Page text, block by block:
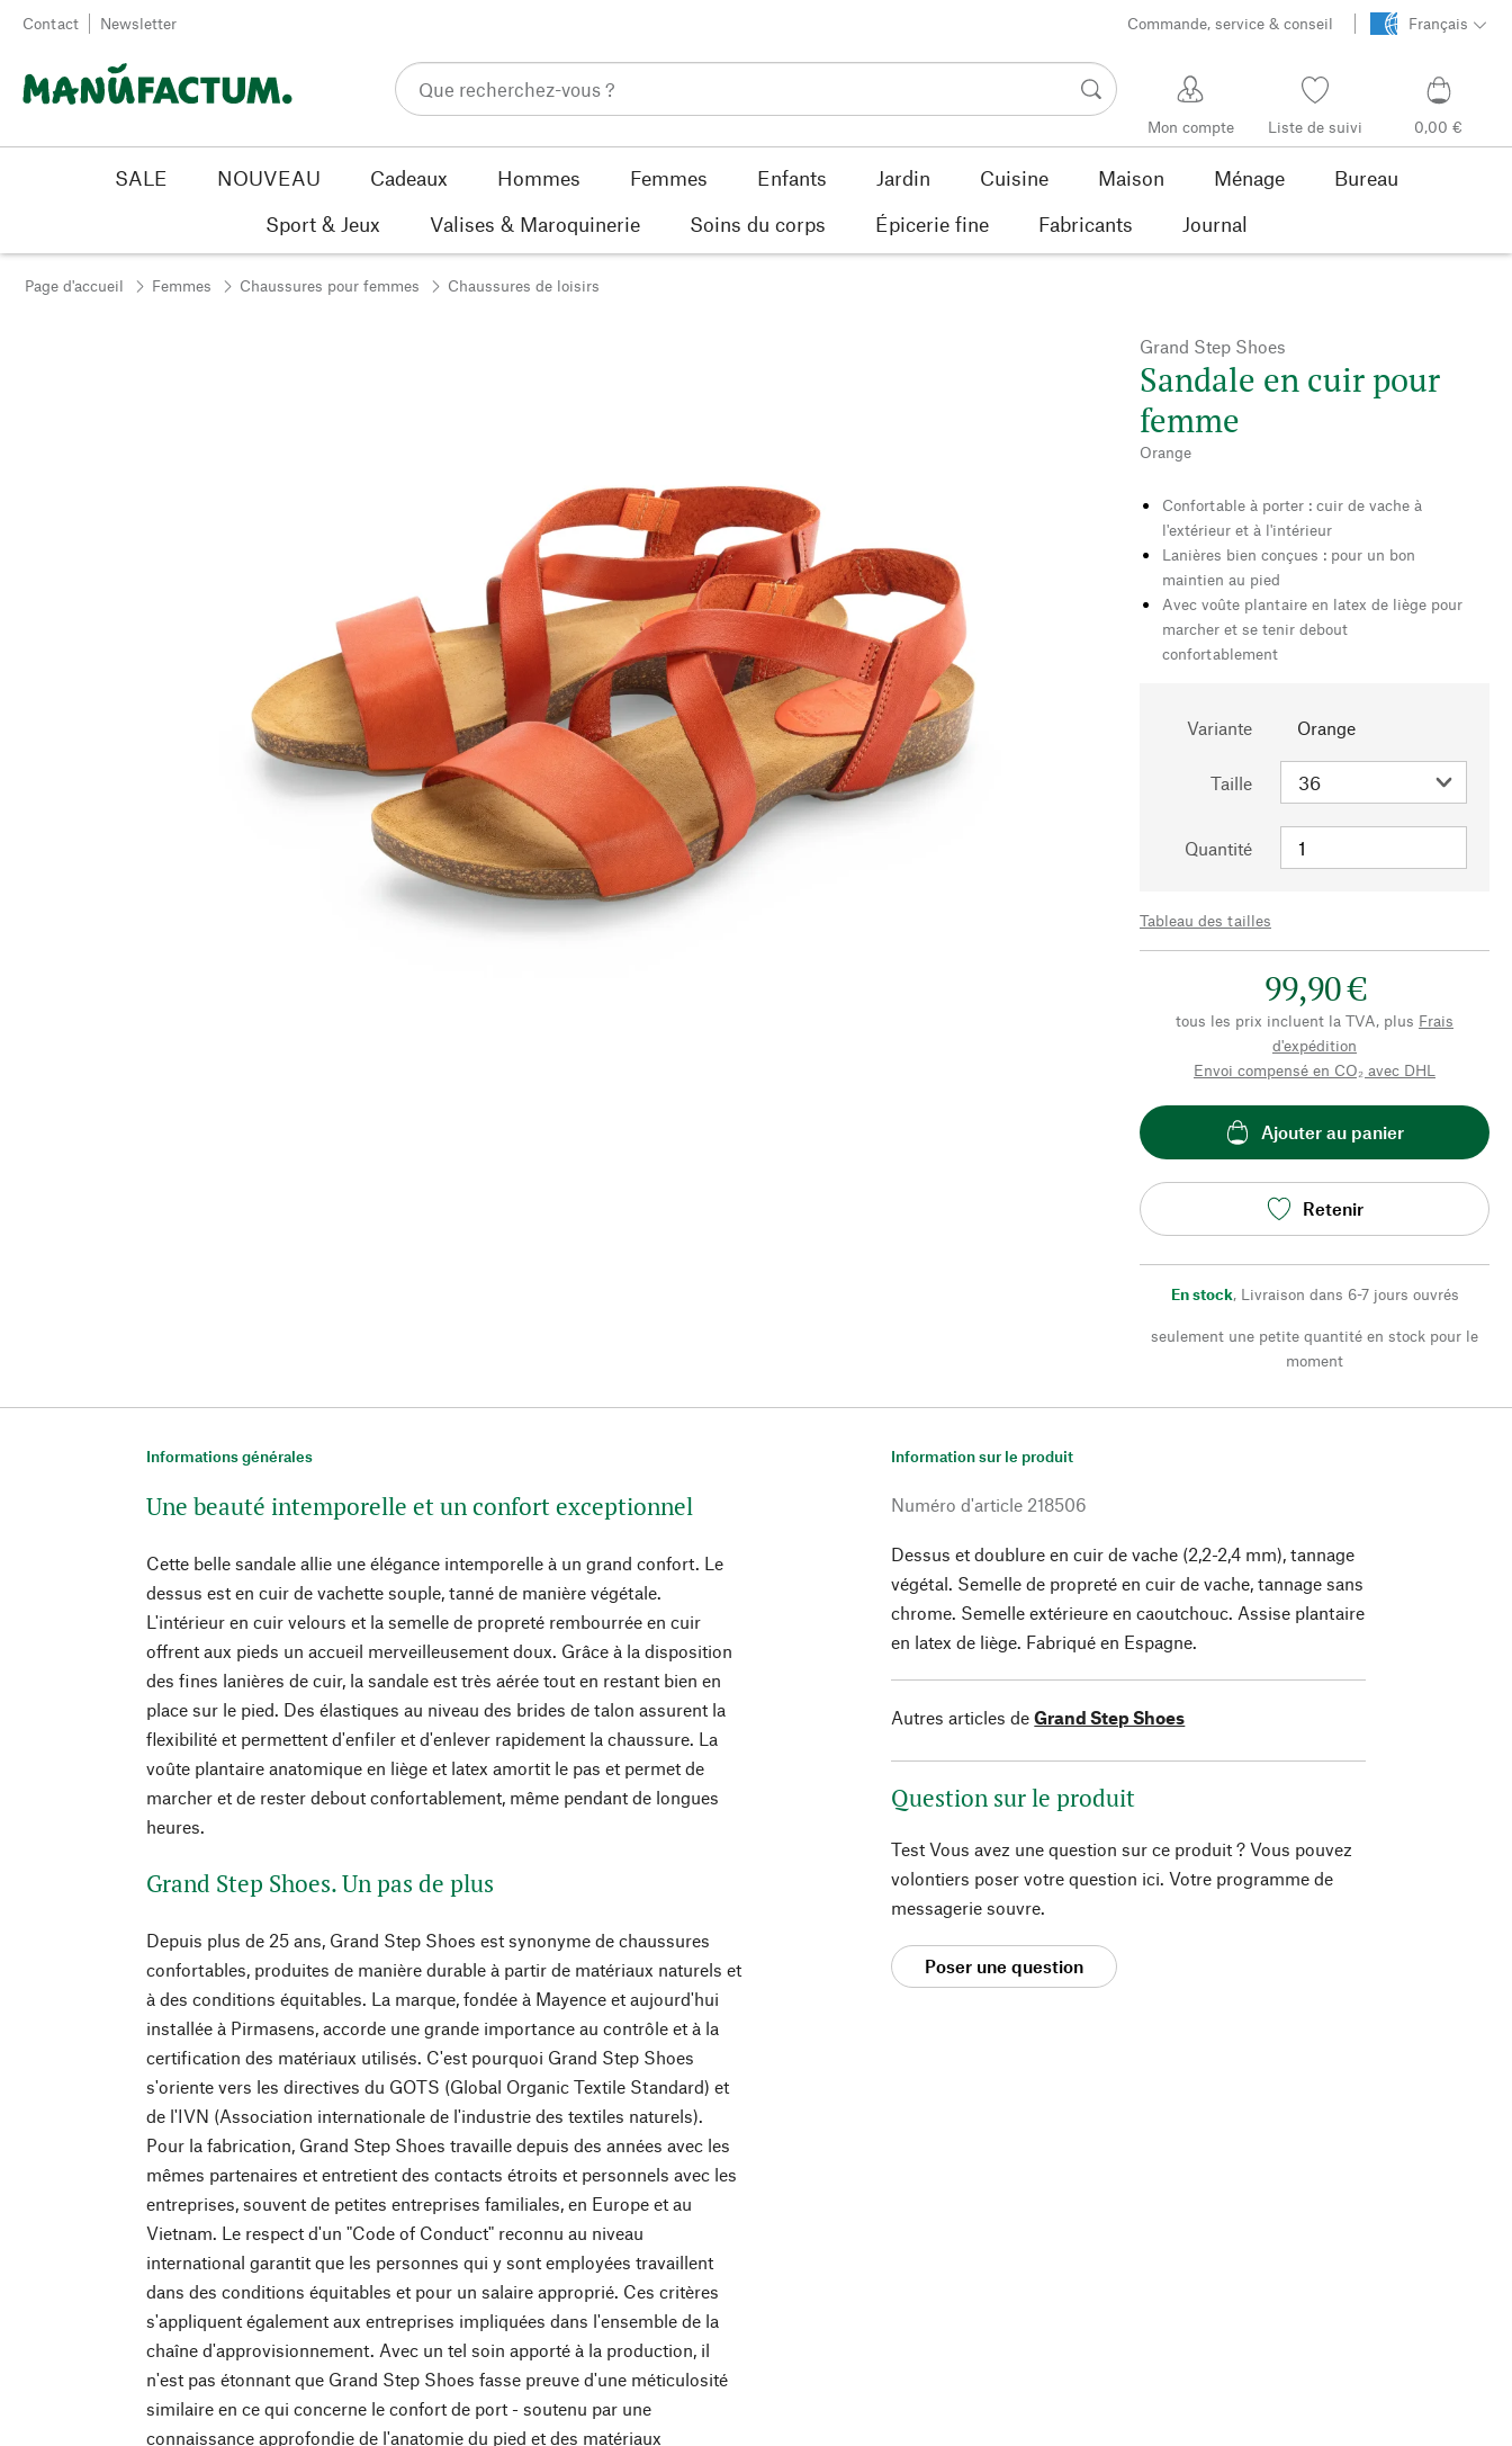
Passer au contenu
Contact Newsletter Commande, service & conseil Français
Mon compte Liste de suivi 0,00 €
SALE NOUVEAU Cadeaux Hommes Femmes Enfants Jardin Cuisine Maison Ménage
Bureau
Sport & Jeux
Valises & Maroquinerie Soins du corps Épicerie fine Fabricants Journal
Page d'accueil Femmes Chaussures pour femmes Chaussures de loisirs
Grand Step Shoes
Sandale en cuir pour
femme
Orange
Confortable à porter : cuir de vache à
l'extérieur et à l'intérieur
Lanières bien conçues : pour un bon
maintien au pied
Avec voûte plantaire en latex de liège pour
marcher et se tenir debout
confortablement
Variante Orange
Taille
Quantité
Tableau des tailles
99,90 €
tous les prix incluent la TVA, plus Frais
d'expédition
Envoi compensé en CO₂ avec DHL
Ajouter au panier
Retenir
En stock, Livraison dans 6-7 jours ouvrés
seulement une petite quantité en stock pour le
moment
Informations générales
Une beauté intemporelle et un confort exceptionnel
Cette belle sandale allie une élégance intemporelle à un grand confort. Le
dessus est en cuir de vachette souple, tanné de manière végétale.
L'intérieur en cuir velours et la semelle de propreté rembourrée en cuir
offrent aux pieds un accueil merveilleusement doux. Grâce à la disposition
des fines lanières de cuir, la sandale est très aérée tout en restant bien en
place sur le pied. Des élastiques au niveau des brides de talon assurent la
flexibilité et permettent d'enfiler et d'enlever rapidement la chaussure. La
voûte plantaire anatomique en liège et latex amortit le pas et permet de
marcher et de rester debout confortablement, même pendant de longues
heures.
Grand Step Shoes. Un pas de plus
Depuis plus de 25 ans, Grand Step Shoes est synonyme de chaussures
confortables, produites de manière durable à partir de matériaux naturels et
à des conditions équitables. La marque, fondée à Mayence et aujourd'hui
installée à Pirmasens, accorde une grande importance au contrôle et à la
certification des matériaux utilisés. C'est pourquoi Grand Step Shoes
s'oriente vers les directives du GOTS (Global Organic Textile Standard) et
de l'IVN (Association internationale de l'industrie des textiles naturels).
Pour la fabrication, Grand Step Shoes travaille depuis des années avec les
mêmes partenaires et entretient des contacts étroits et personnels avec les
entreprises, souvent de petites entreprises familiales, en Europe et au
Vietnam. Le respect d'un "Code of Conduct" reconnu au niveau
international garantit que les personnes qui y sont employées travaillent
dans des conditions équitables et pour un salaire approprié. Ces critères
s'appliquent également aux entreprises impliquées dans l'ensemble de la
chaîne d'approvisionnement. Avec un tel soin apporté à la production, il
n'est pas étonnant que Grand Step Shoes fasse preuve d'une méticulosité
similaire en ce qui concerne le confort de port - soutenu par une
connaissance approfondie de l'anatomie du pied et des matériaux
Information sur le produit
Numéro d'article 218506
Dessus et doublure en cuir de vache (2,2-2,4 mm), tannage
végétal. Semelle de propreté en cuir de vache, tannage sans
chrome. Semelle extérieure en caoutchouc. Assise plantaire
en latex de liège. Fabriqué en Espagne.
Autres articles de Grand Step Shoes
Question sur le produit
Test Vous avez une question sur ce produit ? Vous pouvez
volontiers poser votre question ici. Votre programme de
messagerie souvre.
Poser une question